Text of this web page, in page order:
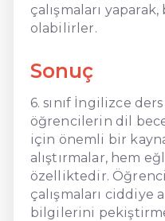
çalışmaları
olabilirler.
Sonuç
6. sınıf İngilizce ders
öğrencilerin dil
için önemli bir
alıştırmalar, hem
özelliktedir.
çalışmaları ciddiye
bilgilerini